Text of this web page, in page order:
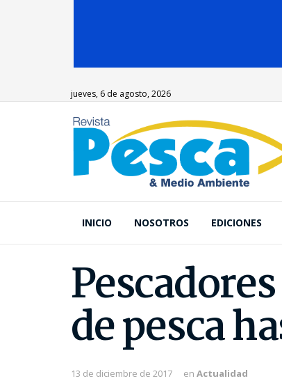
jueves, 6 de agosto, 2026
INICIO NOSOTROS EDICIONES
de pesca
13 de diciembre de 2017 en Actualidad